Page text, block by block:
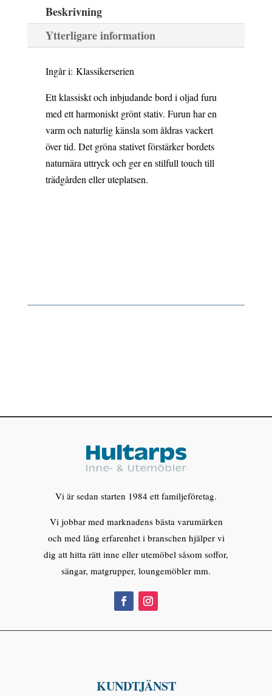
stativ
mängd
Beskrivning
Ytterligare information
Ingår i: Klassikerserien
Ett klassiskt och inbjudande bord i oljad furu
med ett harmoniskt grönt stativ. Furun har en
varm och naturlig känsla som åldras vackert
över tid. Det gröna stativet förstärker bordets
naturnära uttryck och ger en stilfull touch till
trädgården eller uteplatsen.
Vi är sedan starten 1984 ett familjeföretag.
Vi jobbar med marknadens bästa varumärken
och med lång erfarenhet i branschen hjälper vi
dig att hitta rätt inne eller utemöbel såsom soffor,
sängar, matgrupper, loungemöbler mm.
KUNDTJÄNST